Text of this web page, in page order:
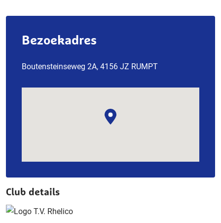
Bezoekadres
Boutensteinseweg 2A, 4156 JZ RUMPT
Club details